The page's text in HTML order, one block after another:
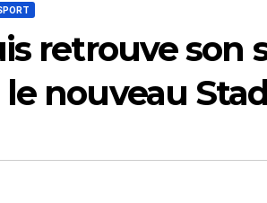
retrouve son
nouveau